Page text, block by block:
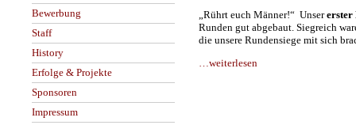
Bewerbung
Staff
History
Erfolge & Projekte
Sponsoren
Impressum
„Rührt euch Männer!“ Unsererster
Runden gut abgebaut. Siegreich
die unsere Rundensiege mit sich
…weiterlesen